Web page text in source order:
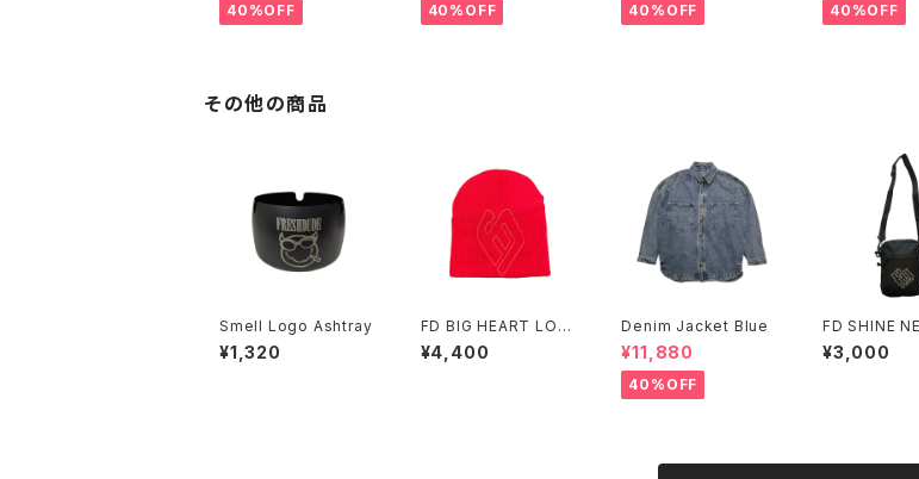
40%OFF 40%OFF 40%OFF 40%OFF
その他の商品
Smell Logo Ashtray
¥1,320
FD BIG HEART LOG
O BEANIE RED
¥4,400
Denim Jacket Blue
¥11,880
40%OFF
FD SHINE
UCH
¥3,000